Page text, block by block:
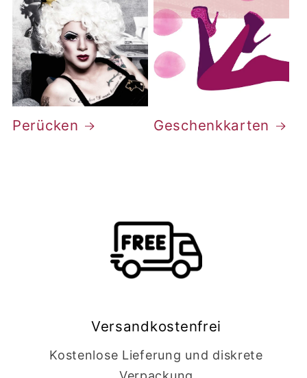
Perücken Geschenkkarten
Versandkostenfrei
Kostenlose Lieferung und diskrete